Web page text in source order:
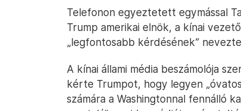
Telefonon egyeztetett egymással
Trump amerikai elnök, a kínai
„legfontosabb kérdésének”
A kínai állami média beszámolója
kérte Trumpot, hogy legyen
számára a Washingtonnal fennálló